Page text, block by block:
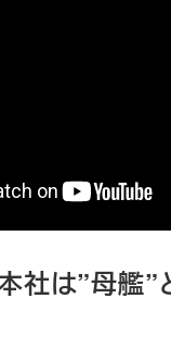
社は”母艦”